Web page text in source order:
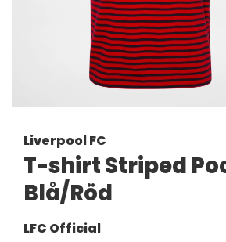
Liverpool FC
T-shirt Striped
Blå/Röd
LFC Official